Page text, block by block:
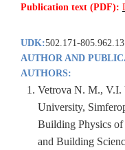
Publication text (PDF):
UDK:502.171-
AUTHOR AND
AUTHORS:
Vetrova N. M., V.I.
University,
Building Physics of
and Building